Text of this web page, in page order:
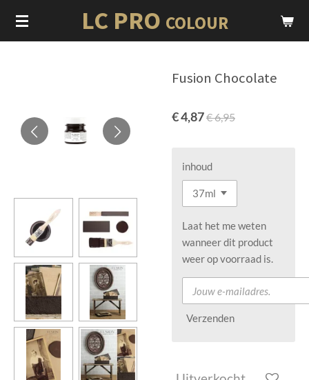
Ga
direct
LC PRO COLOUR
Fusion Chocolate
€ 4,87€ 6,95
inhoud
Laat het me weten
wanneer dit product
weer op voorraad is.
Verzenden